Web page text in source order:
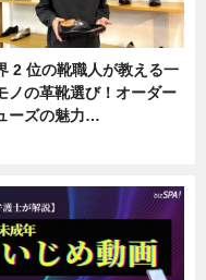
2 位の靴職人が教える一
ノの革靴選び！オーダー
ーズの魅力…